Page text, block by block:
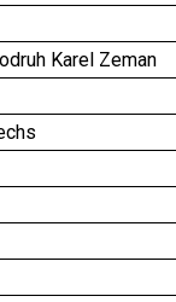
Karel Zeman